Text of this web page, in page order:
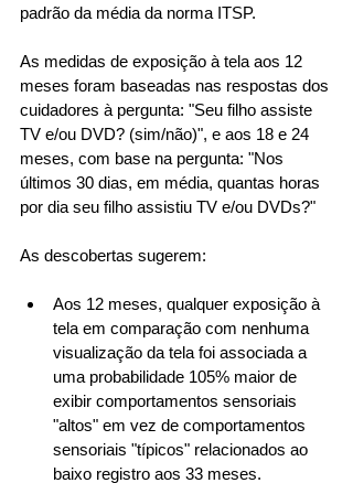
padrão da média da norma ITSP.
As medidas de exposição à tela aos 12
meses foram baseadas nas respostas dos
cuidadores à pergunta: "Seu filho assiste
TV e/ou DVD? (sim/não)", e aos 18 e 24
meses, com base na pergunta: "Nos
últimos 30 dias, em média, quantas horas
por dia seu filho assistiu TV e/ou DVDs?"
As descobertas sugerem:
Aos 12 meses, qualquer exposição à
tela em comparação com nenhuma
visualização da tela foi associada a
uma probabilidade 105% maior de
exibir comportamentos sensoriais
"altos" em vez de comportamentos
sensoriais "típicos" relacionados ao
baixo registro aos 33 meses.